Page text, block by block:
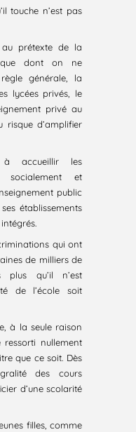
touche n’est pas
au prétexte de la
dont on ne
générale, la
lycées privés, le
privé au
risque d’amplifier
à accueillir les
socialement et
public
établissements
qui ont
de milliers de
plus qu’il n’est
de l’école soit
à la seule raison
ressorti nullement
que ce soit. Dès
des cours
d’une scolarité
filles, comme